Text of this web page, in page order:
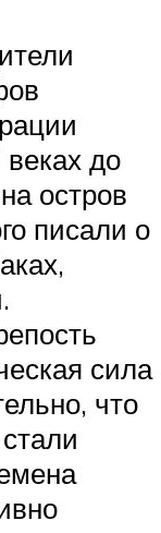
веках до
остров
писали о
сила
что